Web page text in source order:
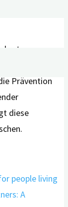
„Moving
Prävention
diese
people living
A